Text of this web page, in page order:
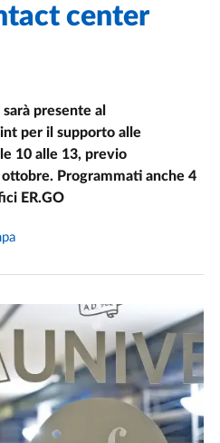
center
presente al
per il supporto alle
10 alle 13, previo
Programmati anche 4
ER.GO